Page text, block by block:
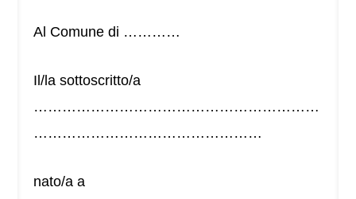
Al Comune di …………
Il/la sottoscritto/a
……………………………………………………
…………………………………………
nato/a a